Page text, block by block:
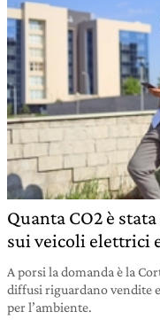
Quanta CO2 è
sui veicoli elettrici
A porsi la domanda è la
diffusi riguardano vendite
per l’ambiente.